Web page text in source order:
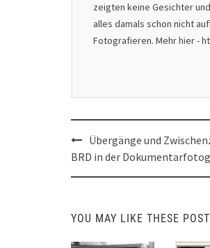
zeigten keine Gesichter
alles damals schon nicht
Fotografieren. Mehr hier -
Post
navigation
Übergänge und
BRD in der
YOU MAY LIKE THESE